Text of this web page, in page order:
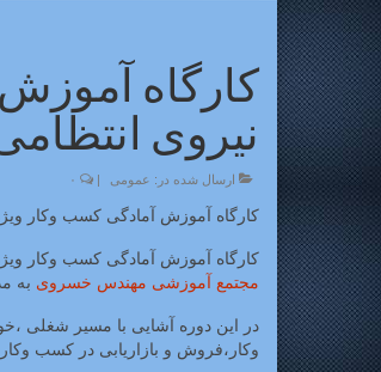
کارگاه
نیروی
ارسال شده در: عمومی |
کارگاه آموزش آمادگی کسب وکار
کارگاه آموزش آمادگی کسب وکار
مجتمع آموزشی مهندس خسروی به مدت ۴ روز
در این دوره آشایی با مسیر شغلی
وکار،فروش و بازاریابی در کسب